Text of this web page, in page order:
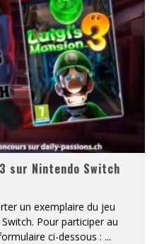
sur Nintendo Switch
un exemplaire du jeu
Pour participer au
ci-dessous : ...